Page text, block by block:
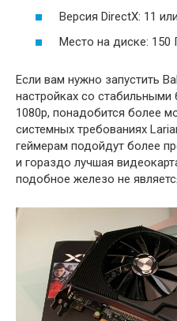
Версия DirectX: 11
Место на диске: 150
Если вам нужно запустить
настройках со стабильными
1080p, понадобится более
системных требованиях
геймерам подойдут более
и гораздо лучшая
подобное железо не